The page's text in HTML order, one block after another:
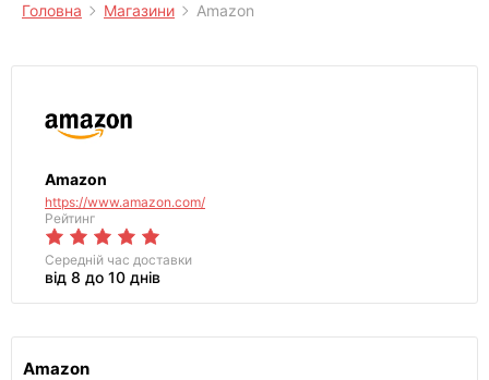
Головна Магазини Amazon
Amazon
https://www.amazon.com/
Рейтинг
Середній час доставки
від 8 до 10 днів
Amazon